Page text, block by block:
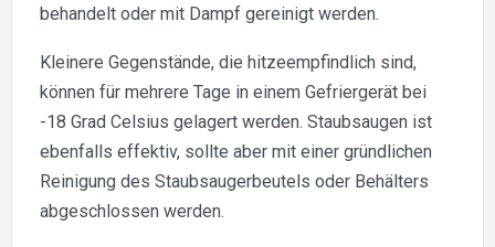
behandelt oder mit Dampf gereinigt werden.
Kleinere Gegenstände, die hitzeempfindlich sind,
können für mehrere Tage in einem Gefriergerät bei
-18 Grad Celsius gelagert werden. Staubsaugen ist
ebenfalls effektiv, sollte aber mit einer gründlichen
Reinigung des Staubsaugerbeutels oder Behälters
abgeschlossen werden.